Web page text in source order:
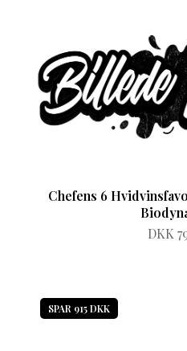
Chefens 6
DKK
SPAR 915 DKK